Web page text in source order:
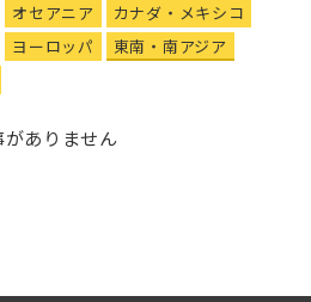
オセアニア
カナダ・メキシコ
ヨーロッパ
東南・南アジア
がありません